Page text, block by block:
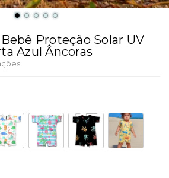
Proteção Solar UV
Azul Âncoras